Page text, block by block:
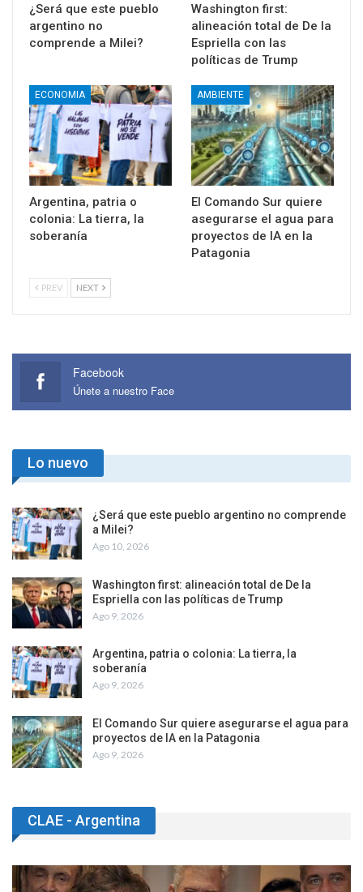
EN CARPETA
¿Será que este pueblo
argentino no
comprende a Milei?
DESTACADOS
Washington first:
alineación total de De la
Espriella con las
políticas de Trump
ECONOMIA AMBIENTE
Patagonia
PREV NEXT
Facebook
¿Será que este pueblo argentino no comprende
Ago 10, 2026
Washington first: alineación total de De la
Ago 9, 2026
Argentina, patria o colonia: La tierra, la
El Comando Sur quiere asegurarse el agua para